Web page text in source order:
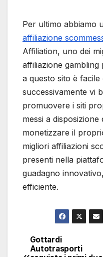
Per ultimo abbiamo
affiliazione
Affiliation, uno dei
affiliazione gambling
a questo sito è facile
successivamente vi
promuovere i siti
messi a
monetizzare il
migliori affiliazioni
presenti nella
guadagno
efficiente.
Gottardi
Autotrasporti